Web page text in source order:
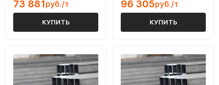
73 881руб./т
КУПИТЬ
96 305руб./т
КУПИТЬ